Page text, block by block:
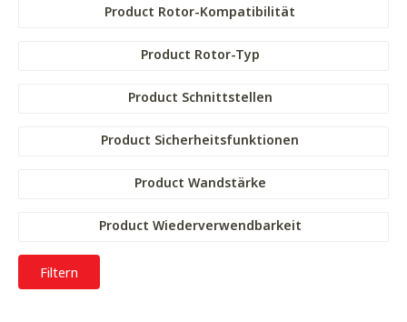
Product Rotor-Kompatibilität
Product Rotor-Typ
Product Schnittstellen
Product Sicherheitsfunktionen
Product Wandstärke
Product Wiederverwendbarkeit
Filtern